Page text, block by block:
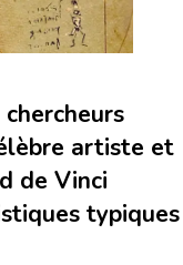
artiste et
de Vinci
typiques